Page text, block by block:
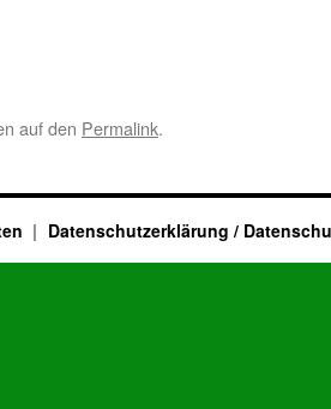
auf den Permalink.
Datenschutzerklärung /